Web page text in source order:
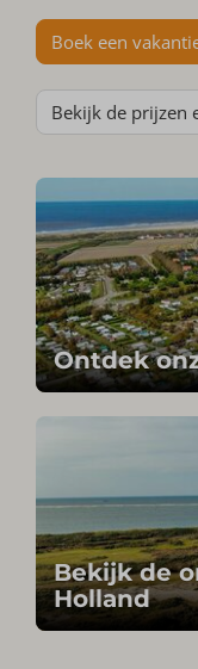
Boek een
Bekijk de prijzen
Ontdek
Bekijk de
Holland